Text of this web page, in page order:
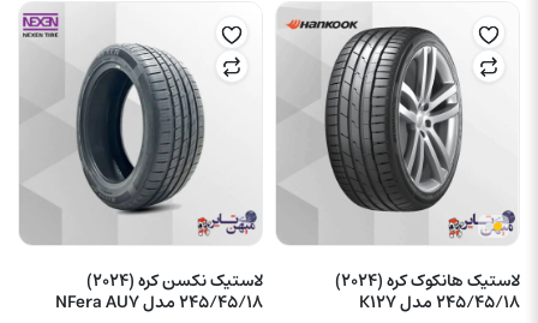
لاستیک هانکوک کره (2024)
245/45/18 مدل K127
لاستیک نکسن کره (2024)
245/45/18 مدل NFera AU7